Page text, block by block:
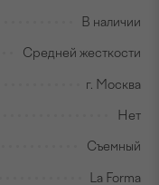
В наличии
Средней жесткости
г. Москва
Нет
Съемный
La Forma